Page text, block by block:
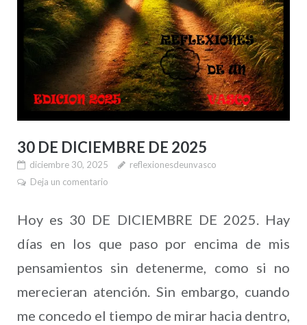
30 DE DICIEMBRE DE 2025
diciembre 30, 2025
reflexionesdeunvasco
Deja un comentario
Hoy es 30 DE DICIEMBRE DE 2025. Hay
días en los que paso por encima de mis
pensamientos sin detenerme, como si no
merecieran atención. Sin embargo, cuando
me concedo el tiempo de mirar hacia dentro,